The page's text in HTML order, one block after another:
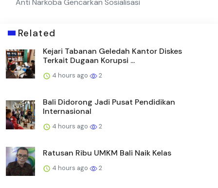
Anti Narkoba Gencarkan Sosialisasi
Related
Kejari Tabanan Geledah Kantor Diskes
Terkait Dugaan Korupsi ...
4 hours ago 2
Bali Didorong Jadi Pusat Pendidikan
Internasional
4 hours ago 2
Ratusan Ribu UMKM Bali Naik Kelas
4 hours ago 2